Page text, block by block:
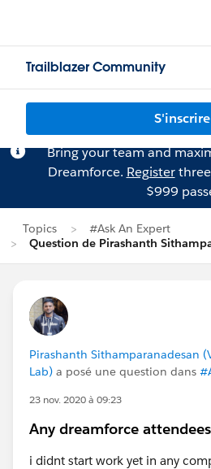
Trailblazer Community
S'inscrire
Bring your team and
Dreamforce. Register
$999
Topics
#Ask An Expert
Question de Pirashanth
Pirashanth Sithamparanadesan
Lab) a posé une question dans
23 nov. 2020 à 09:23
Any dreamforce attendees
i didnt start work yet in any